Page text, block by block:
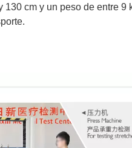
cm y un peso de entre 9